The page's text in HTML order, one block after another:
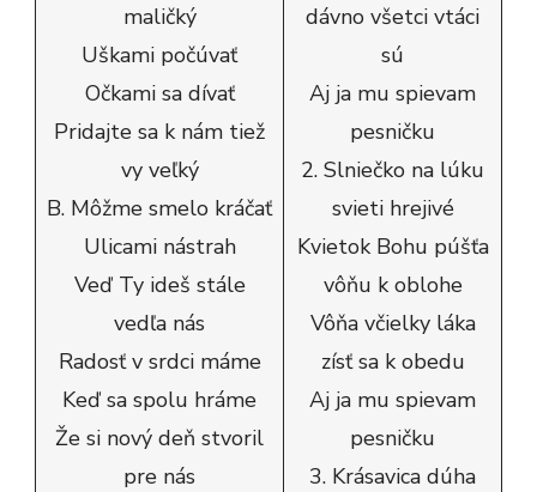
maličký
Uškami počúvať
Očkami sa dívať
Pridajte sa k nám tiež
vy veľký
B. Môžme smelo kráčať
Ulicami nástrah
Veď Ty ideš stále
vedľa nás
Radosť v srdci máme
Keď sa spolu hráme
Že si nový deň stvoril
pre nás
dávno všetci vtáci
sú
Aj ja mu spievam
pesničku
2. Slniečko na lúku
svieti hrejivé
Kvietok Bohu púšťa
vôňu k oblohe
Vôňa včielky láka
zísť sa k obedu
Aj ja mu spievam
pesničku
3. Krásavica dúha